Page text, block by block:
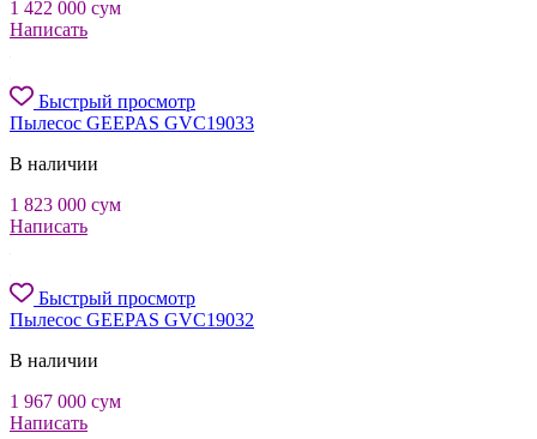
1 422 000 сум
Написать
Быстрый просмотр
Пылесос GEEPAS GVC19033
В наличии
1 823 000 сум
Написать
Быстрый просмотр
Пылесос GEEPAS GVC19032
В наличии
1 967 000 сум
Написать